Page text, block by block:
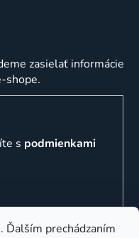
Ďalším prechádzaním
zasielať informácie
shope.
s podmienkami